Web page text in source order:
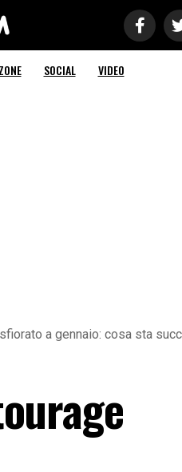
SOCIAL VIDEO
a gennaio: cosa sta